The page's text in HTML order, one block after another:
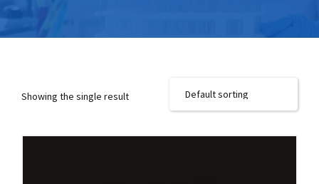
Showing the single result